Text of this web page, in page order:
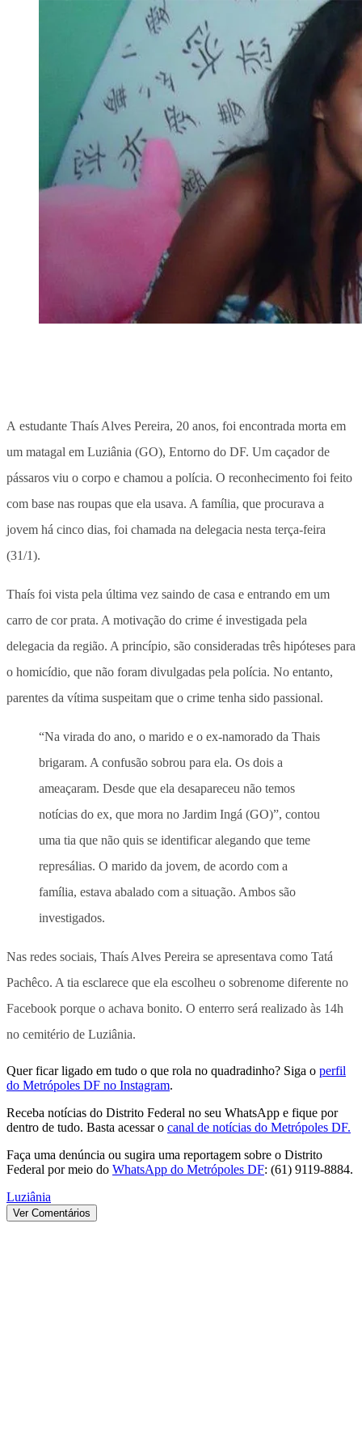
A estudante Thaís Alves Pereira, 20 anos, foi encontrada morta em
um matagal em Luziânia (GO), Entorno do DF. Um caçador de
pássaros viu o corpo e chamou a polícia. O reconhecimento foi feito
com base nas roupas que ela usava. A família, que procurava a
jovem há cinco dias, foi chamada na delegacia nesta terça-feira
(31/1).
Thaís foi vista pela última vez saindo de casa e entrando em um
carro de cor prata. A motivação do crime é investigada pela
delegacia da região. A princípio, são consideradas três hipóteses para
o homicídio, que não foram divulgadas pela polícia. No entanto,
parentes da vítima suspeitam que o crime tenha sido passional.
“Na virada do ano, o marido e o ex-namorado da Thais
brigaram. A confusão sobrou para ela. Os dois a
ameaçaram. Desde que ela desapareceu não temos
notícias do ex, que mora no Jardim Ingá (GO)”, contou
uma tia que não quis se identificar alegando que teme
represálias. O marido da jovem, de acordo com a
família, estava abalado com a situação. Ambos são
investigados.
Nas redes sociais, Thaís Alves Pereira se apresentava como Tatá
Pachêco. A tia esclarece que ela escolheu o sobrenome diferente no
Facebook porque o achava bonito. O enterro será realizado às 14h
no cemitério de Luziânia.
Quer ficar ligado em tudo o que rola no quadradinho? Siga o perfil
do Metrópoles DF no Instagram.
Receba notícias do Distrito Federal no seu WhatsApp e fique por
dentro de tudo. Basta acessar o canal de notícias do Metrópoles DF.
Faça uma denúncia ou sugira uma reportagem sobre o Distrito
Federal por meio do WhatsApp do Metrópoles DF: (61) 9119-8884.
Luziânia
Ver Comentários